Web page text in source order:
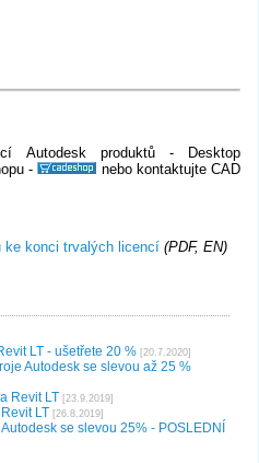
Autodesk produktů - Desktop
-
nebo kontaktujte CAD
ke konci trvalých licencí (PDF, EN)
LT - ušetřete 20 % [20.7.2020]
Autodesk se slevou až 25 %
Revit LT [23.9.2019]
LT [26.8.2019]
se slevou 25% - POSLEDNÍ